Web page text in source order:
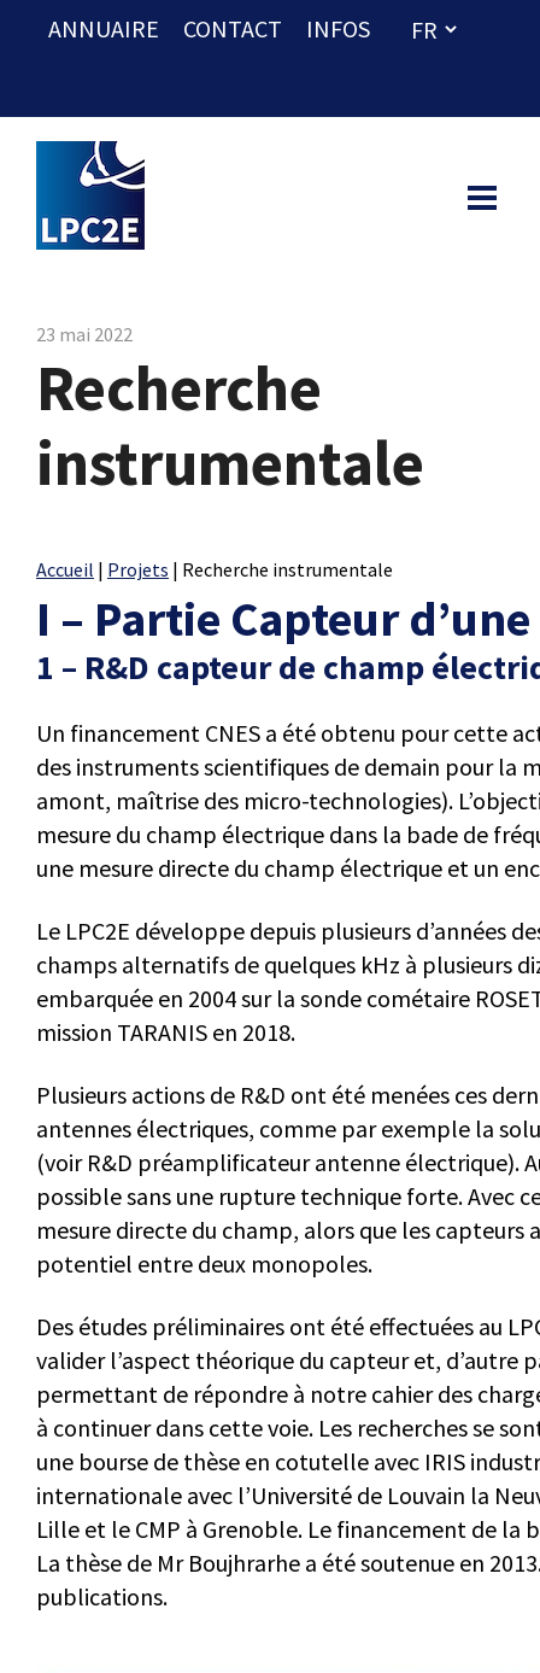
ANNUAIRE CONTACT INFOS
23 mai 2022
Recherche
instrumentale
Accueil | Projets | Recherche instrumentale
I – Partie Capteur
1 – R&D capteur de champ
Un financement CNES a été obtenu pour cette
des instruments scientifiques de demain pour la
amont, maîtrise des micro-technologies).
mesure du champ électrique dans la bade de
une mesure directe du champ électrique et un
Le LPC2E développe depuis plusieurs d’années
champs alternatifs de quelques kHz à plusieurs
embarquée en 2004 sur la sonde cométaire
mission TARANIS en 2018.
Plusieurs actions de R&D ont été menées ces
antennes électriques, comme par exemple la
(voir R&D préamplificateur antenne électrique).
possible sans une rupture technique forte. Avec
mesure directe du champ, alors que les
potentiel entre deux monopoles.
Des études préliminaires ont été effectuées au
valider l’aspect théorique du capteur et,
permettant de répondre à notre cahier des
à continuer dans cette voie. Les recherches se
une bourse de thèse en cotutelle avec IRIS
internationale avec l’Université de Louvain la
Lille et le CMP à Grenoble. Le financement de la
La thèse de Mr Boujhrarhe a été soutenue en
publications.